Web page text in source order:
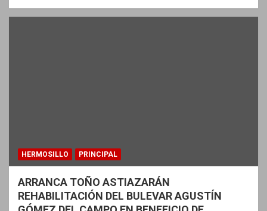
HERMOSILLO PRINCIPAL
ARRANCA TOÑO ASTIAZARÁN
REHABILITACIÓN DEL BULEVAR AGUSTÍN